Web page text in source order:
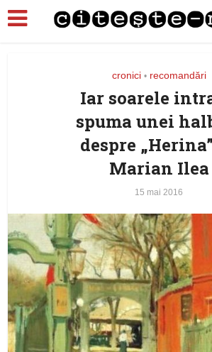
cronici • recomandări
Iar soarele
spuma unei
despre
Marian Ilea
15 mai 2016